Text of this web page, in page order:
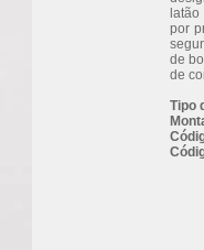
latão
por
de
de
Tipo